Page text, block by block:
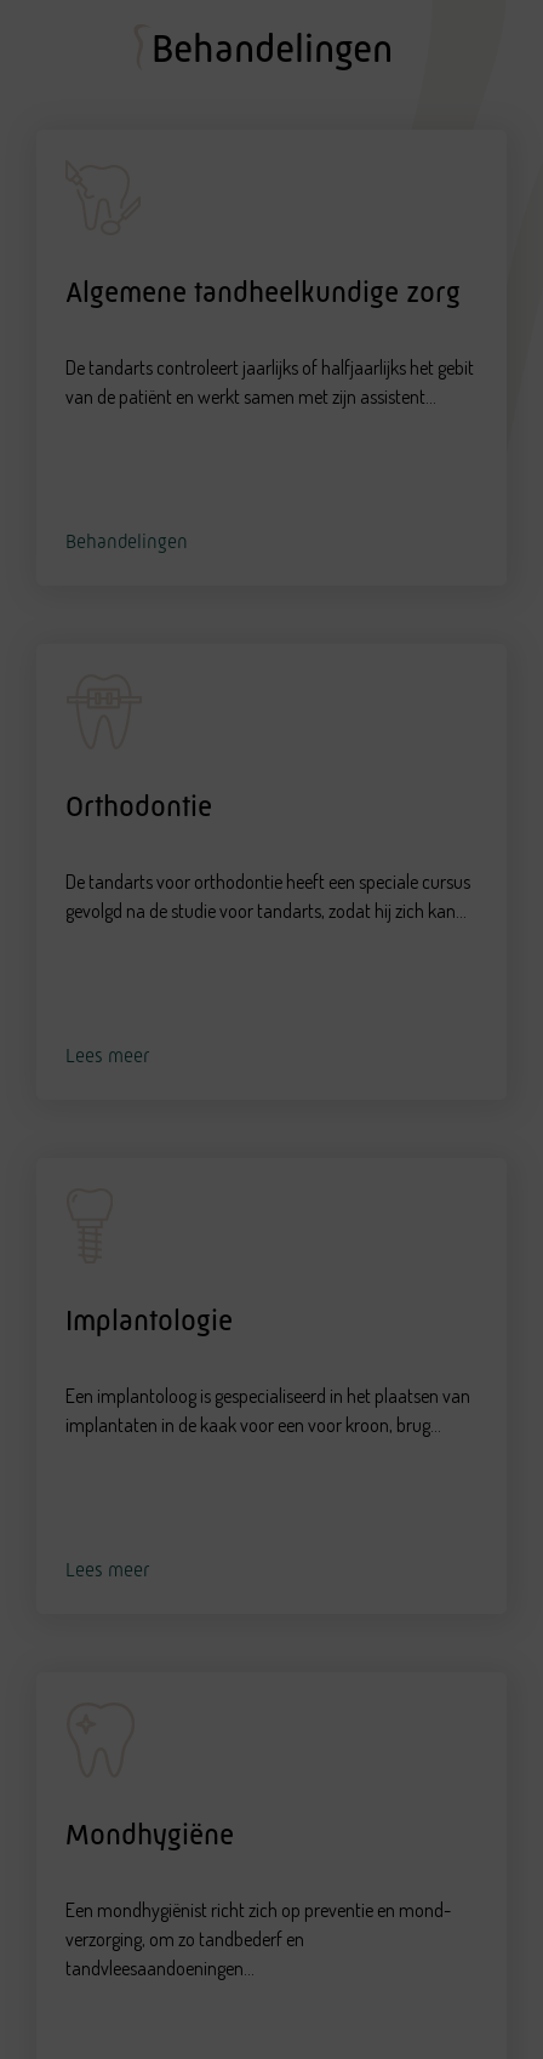
Behandelingen
Algemene tandheelkundige zorg
De tandarts controleert jaarlijks of halfjaarlijks het gebit
van de patiënt en werkt samen met zijn assistent...
Behandelingen
Orthodontie
De tandarts voor orthodontie heeft een speciale cursus
gevolgd na de studie voor tandarts, zodat hij zich kan...
Lees meer
Implantologie
Een implantoloog is gespecialiseerd in het plaatsen van
implantaten in de kaak voor een voor kroon, brug...
Lees meer
Mondhygiëne
Een mondhygiënist richt zich op preventie en mond-
verzorging, om zo tandbederf en
tandvleesaandoeningen...